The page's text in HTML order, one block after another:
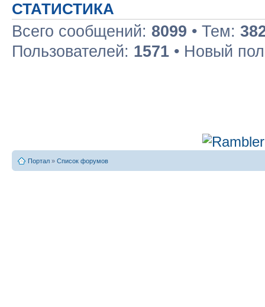
СТАТИСТИКА
Всего сообщений: 8099 • Тем:
Пользователей: 1571 • Новый
Портал » Список форумов